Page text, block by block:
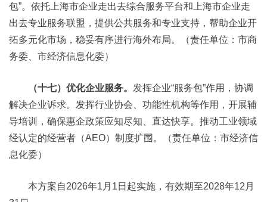
包”。依托上海市企业走出去综合服务平台和上海市企业走
出去专业服务联盟，提供公共服务和专业支持，帮助企业开
拓多元化市场，稳妥有序进行海外布局。（责任单位：市商
务委、市经济信息化委）
（十七）优化企业服务。 发挥企业“服务包”作用，协调
解决企业诉求。发挥行业协会、功能性机构等作用，开展辅
导培训，确保惠企政策应知尽知、直达快享。推动工业领域
经认定的经营者（AEO）制度扩围。（责任单位：市经济信
息化委）
本方案自2026年1月1日起实施，有效期至2028年12月